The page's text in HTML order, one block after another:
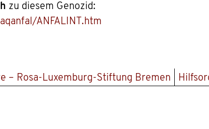
zu diesem Genozid:
ANFALINT.htm
– Rosa-Luxemburg-Stiftung Bremen